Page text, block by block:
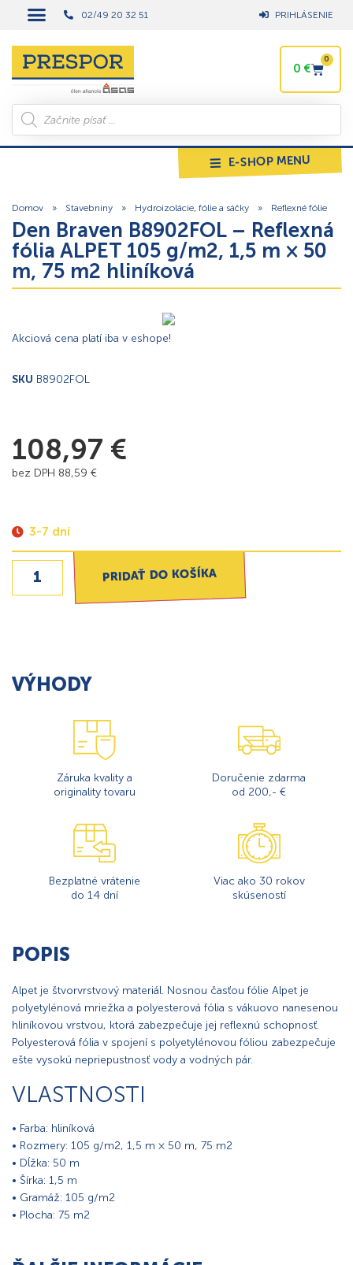
02/49 20 32 51 PRIHLÁSENIE
0 €
0
E-SHOP MENU
Domov » Stavebniny » Hydroizolácie, fólie a sáčky » Reflexné fólie
Den Braven B8902FOL – Reflexná
fólia ALPET 105 g/m2, 1,5 m × 50
m, 75 m2 hliníková
Akciová cena platí iba v eshope!
SKU B8902FOL
108,97 €
bez DPH 88,59 €
3-7 dní
PRIDAŤ DO KOŠÍKA
VÝHODY
Záruka kvality a
originality tovaru
Doručenie zdarma
od 200,- €
Bezplatné vrátenie
do 14 dní
Viac ako 30 rokov
skúseností
POPIS
Alpet je štvorvrstvový materiál. Nosnou časťou fólie Alpet je
polyetylénová mriežka a polyesterová fólia s vákuovo nanesenou
hliníkovou vrstvou, ktorá zabezpečuje jej reflexnú schopnosť.
Polyesterová fólia v spojení s polyetylénovou fóliou zabezpečuje
ešte vysokú nepriepustnosť vody a vodných pár.
VLASTNOSTI
• Farba: hliníková
• Rozmery: 105 g/m2, 1,5 m × 50 m, 75 m2
• Dĺžka: 50 m
• Šírka: 1,5 m
• Gramáž: 105 g/m2
• Plocha: 75 m2